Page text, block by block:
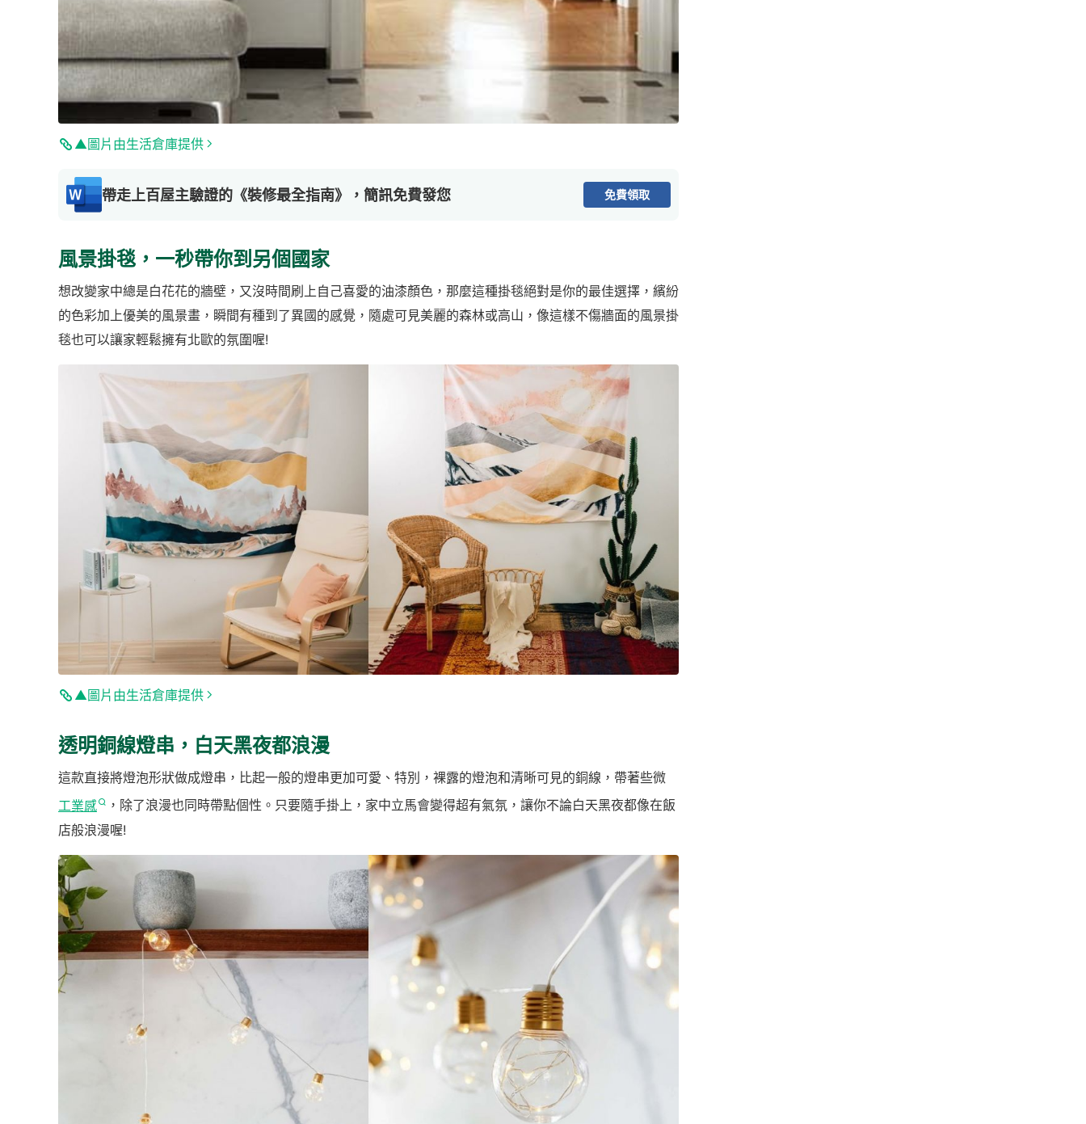
▲圖片由生活倉庫提供
帶走上百屋主驗證的《裝修最全指南》，簡訊免費發您 免費領取
風景掛毯，一秒帶你到另個國家
想改變家中總是白花花的牆壁，又沒時間刷上自己喜愛的油漆顏色，那麼這種掛毯絕對是你的最佳選擇，繽紛
的色彩加上優美的風景畫，瞬間有種到了異國的感覺，隨處可見美麗的森林或高山，像這樣不傷牆面的風景掛
毯也可以讓家輕鬆擁有北歐的氛圍喔!
▲圖片由生活倉庫提供
透明銅線燈串，白天黑夜都浪漫
這款直接將燈泡形狀做成燈串，比起一般的燈串更加可愛、特別，裸露的燈泡和清晰可見的銅線，帶著些微
工業感
，除了浪漫也同時帶點個性。只要隨手掛上，家中立馬會變得超有氣氛，讓你不論白天黑夜都像在飯
店般浪漫喔!